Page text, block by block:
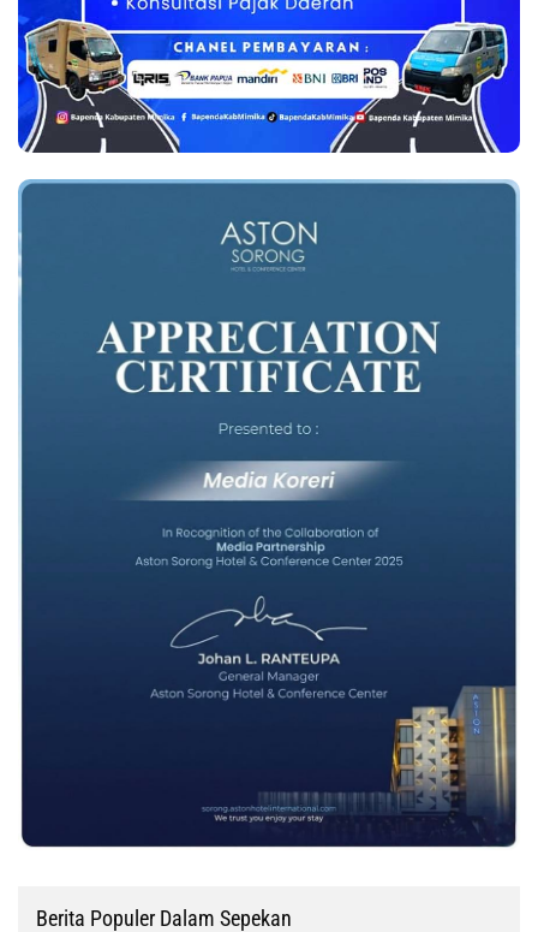
Berita Populer Dalam Sepekan